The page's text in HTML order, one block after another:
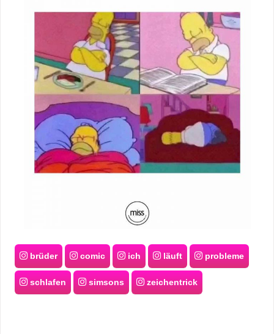
brüder comic ich läuft probleme
schlafen simsons zeichentrick